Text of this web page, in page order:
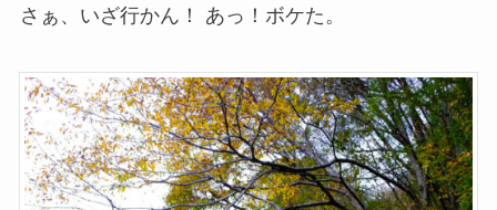
さぁ、いざ行かん！ あっ！ボケた。